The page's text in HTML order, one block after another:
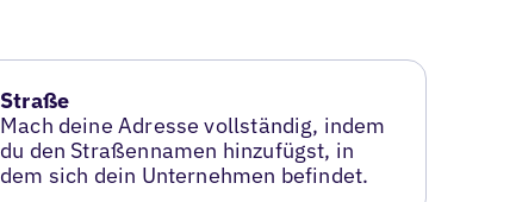
Straße
Mach deine Adresse vollständig, indem
du den Straßennamen hinzufügst, in
dem sich dein Unternehmen befindet.